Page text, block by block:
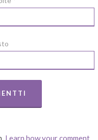
Learn how your comment